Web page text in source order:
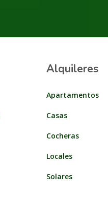
Alquileres
Apartamentos
Casas
Cocheras
Locales
Solares